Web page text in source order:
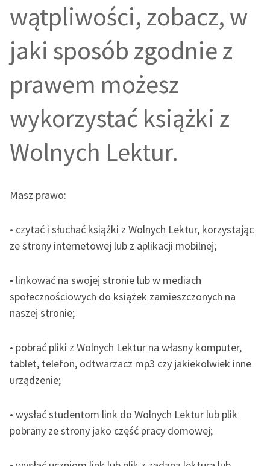
uczennic i uczniów z
niepełnosprawnościami
E-kolekcja lektur
szkolnych i literatury do
słuchania dla uczennic i
uczniów z
niepełnosprawnościami
Feministyczne inspiracje.
Popularyzacja
skandynawskiej literatury
Ręce pełne poezji
Kolekcje edukacyjne
twórców przechodzących
do domeny publicznej,
Starego Testamentu
Odkurzamy bohaterów
Lektur
O nas
O projekcie
wątpliwości, zobacz, w
jaki sposób zgodnie z
prawem możesz
wykorzystać książki z
Wolnych Lektur.
Masz prawo:
• czytać i słuchać książki z Wolnych Lektur, korzystając
ze strony internetowej lub z aplikacji mobilnej;
• linkować na swojej stronie lub w mediach
społecznościowych do książek zamieszczonych na
naszej stronie;
• pobrać pliki z Wolnych Lektur na własny komputer,
tablet, telefon, odtwarzacz mp3 czy jakiekolwiek inne
urządzenie;
• wysłać studentom link do Wolnych Lektur lub plik
pobrany ze strony jako część pracy domowej;